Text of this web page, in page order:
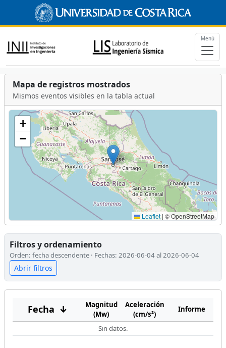
Menú
Mapa de registros mostrados
Mismos eventos visibles en la tabla actual
+
−
Leaflet | © OpenStreetMap
Filtros y ordenamiento
Orden: fecha descendente · Fechas: 2026-06-04 al 2026-06-04
Abrir filtros
Fecha ↓
Magnitud
(Mw)
Aceleración
(cm/s²)
Informe
Sin datos.